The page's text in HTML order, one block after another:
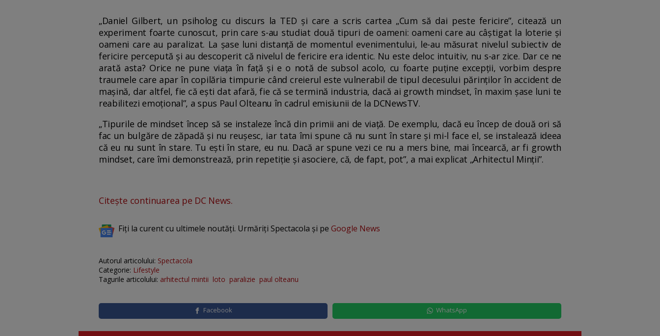
„Daniel Gilbert, un psiholog cu discurs la TED și care a scris cartea „Cum să dai peste fericire”, citează un
experiment foarte cunoscut, prin care s-au studiat două tipuri de oameni: oameni care au câștigat la loterie și
oameni care au paralizat. La șase luni distanță de momentul evenimentului, le-au măsurat nivelul subiectiv de
fericire percepută și au descoperit că nivelul de fericire era identic. Nu este deloc intuitiv, nu s-ar zice. Dar ce ne
arată asta? Orice ne pune viața în față și e o notă de subsol acolo, cu foarte puține excepții, vorbim despre
traumele care apar în copilăria timpurie când creierul este vulnerabil de tipul decesului părinților în accident de
mașină, dar altfel, fie că ești dat afară, fie că se termină industria, dacă ai growth mindset, în maxim șase luni te
reabilitezi emoțional”, a spus Paul Olteanu în cadrul emisiunii de la DCNewsTV.
„Tipurile de mindset încep să se instaleze încă din primii ani de viață. De exemplu, dacă eu încep de două ori să
fac un bulgăre de zăpadă și nu reușesc, iar tata îmi spune că nu sunt în stare și mi-l face el, se instalează ideea
că eu nu sunt în stare. Tu ești în stare, eu nu. Dacă ar spune vezi ce nu a mers bine, mai încearcă, ar fi growth
mindset, care îmi demonstrează, prin repetiție și asociere, că, de fapt, pot”, a mai explicat „Arhitectul Minții”.
Citește continuarea pe DC News.
Fiți la curent cu ultimele noutăți. Urmăriți Spectacola și pe Google News
Autorul articolului: Spectacola
Categorie: Lifestyle
Tagurile articolului: arhitectul mintii loto paralizie paul olteanu
Facebook WhatsApp